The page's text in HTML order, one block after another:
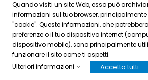
acquista un buono spesa
Risparmi tempo e non corri
sbagliare.
HOME ACCOUNT CASSA
Quando visiti un sito Web, esso può
informazioni sul tuo browser, principalmente
"cookie". Queste informazioni, che
preferenze o il tuo dispositivo internet
dispositivo mobile), sono principalmente
funzionare il sito come ti aspetti.
Ulteriori informazioni
Accetta tutti